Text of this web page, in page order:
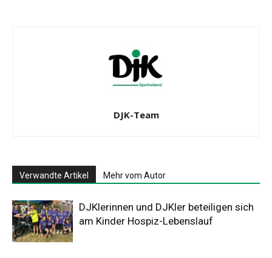
DJK-Team
Verwandte Artikel Mehr vom Autor
DJKlerinnen und DJKler beteiligen sich
am Kinder Hospiz-Lebenslauf